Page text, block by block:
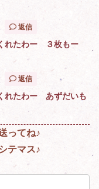
返信
れたわー ３枚もー
返信
れたわー あずだいも
ってね♪
テマス♪